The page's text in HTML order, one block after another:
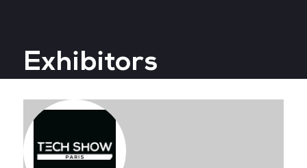
Devops Live
Cloud & Cyber Security
Data & AI Leaders Summit
Exhibitors